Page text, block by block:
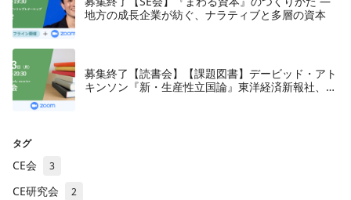
地方の成長企業が紡ぐ、ナラティブと多層の資本
募集終了【読書会】【課題図書】デービッド・アト
キンソン『新・生産性立国論』東洋経済新報社、
タグ
CE会 3
CE研究会 2